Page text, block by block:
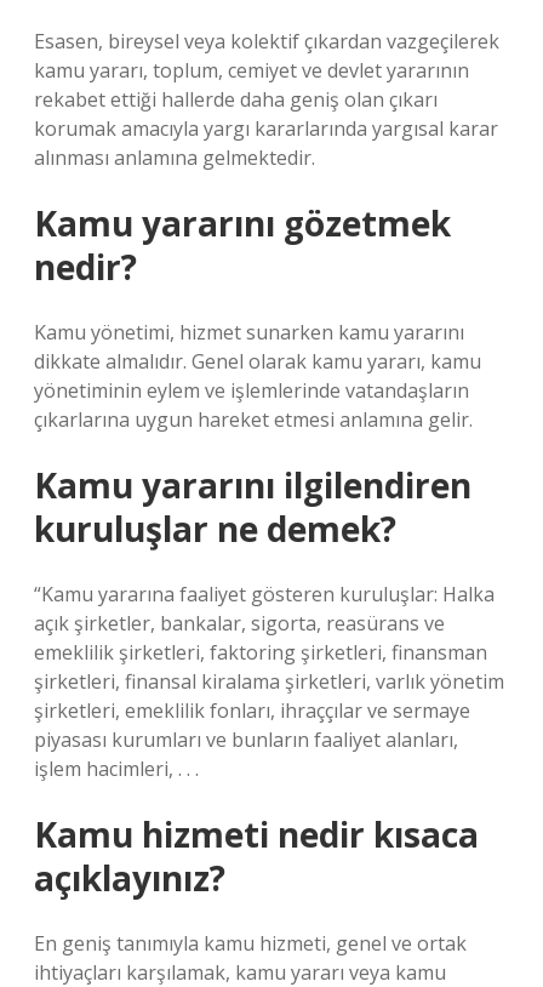
Esasen, bireysel veya kolektif çıkardan vazgeçilerek
kamu yararı, toplum, cemiyet ve devlet yararının
rekabet ettiği hallerde daha geniş olan çıkarı
korumak amacıyla yargı kararlarında yargısal karar
alınması anlamına gelmektedir.
Kamu yararını gözetmek
nedir?
Kamu yönetimi, hizmet sunarken kamu yararını
dikkate almalıdır. Genel olarak kamu yararı, kamu
yönetiminin eylem ve işlemlerinde vatandaşların
çıkarlarına uygun hareket etmesi anlamına gelir.
Kamu yararını ilgilendiren
kuruluşlar ne demek?
“Kamu yararına faaliyet gösteren kuruluşlar: Halka
açık şirketler, bankalar, sigorta, reasürans ve
emeklilik şirketleri, faktoring şirketleri, finansman
şirketleri, finansal kiralama şirketleri, varlık yönetim
şirketleri, emeklilik fonları, ihraççılar ve sermaye
piyasası kurumları ve bunların faaliyet alanları,
işlem hacimleri, . . .
Kamu hizmeti nedir kısaca
açıklayınız?
En geniş tanımıyla kamu hizmeti, genel ve ortak
ihtiyaçları karşılamak, kamu yararı veya kamu